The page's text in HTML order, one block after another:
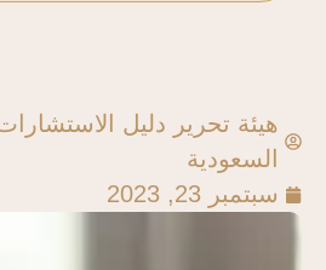
هيئة تحرير دليل
السعودية
سبتمبر 23, 2023